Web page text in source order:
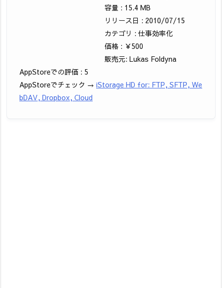
容量 : 15.4 MB
リリース日 : 2010/07/15
カテゴリ : 仕事効率化
価格 : ￥500
販売元: Lukas Foldyna
AppStoreでの評価 : 5
AppStoreでチェック → iStorage HD for: FTP, SFTP, We
bDAV, Dropbox, Cloud